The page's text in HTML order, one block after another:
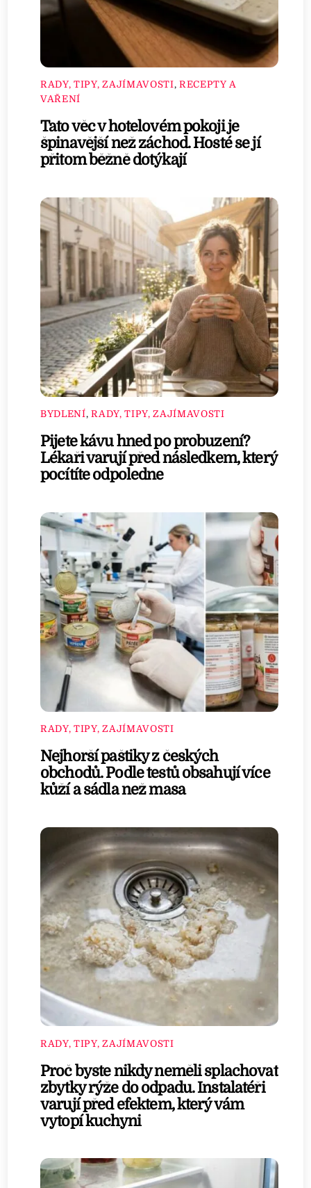
RADY, TIPY, ZAJÍMAVOSTI, RECEPTY A
VAŘENÍ
Tato věc v hotelovém pokoji je
špinavější než záchod. Hosté se jí
přitom běžně dotýkají
BYDLENÍ,RADY, TIPY, ZAJÍMAVOSTI
Pijete kávu hned po probuzení?
Lékaři varují před následkem, který
pocítíte odpoledne
RADY, TIPY, ZAJÍMAVOSTI
Nejhorší paštiky z českých
obchodů. Podle testů obsahují více
kůží a sádla než masa
RADY, TIPY, ZAJÍMAVOSTI
Proč byste nikdy neměli splachovat
zbytky rýže do odpadu. Instalatéři
varují před efektem, který vám
vytopí kuchyni